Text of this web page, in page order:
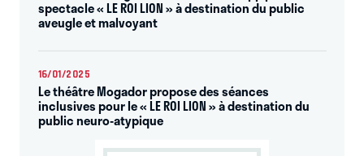
spectacle « LE ROI LION » à destination du public
aveugle et malvoyant
16/01/2025
Le théâtre Mogador propose des séances
inclusives pour le « LE ROI LION » à destination du
public neuro-atypique